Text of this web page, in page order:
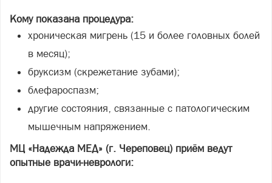
Кому показана процедура:
хроническая мигрень (15 и более головных болей
в месяц);
бруксизм (скрежетание зубами);
блефароспазм;
другие состояния, связанные с патологическим
мышечным напряжением.
МЦ «Надежда МЕД» (г. Череповец) приём ведут
опытные врачи-неврологи: